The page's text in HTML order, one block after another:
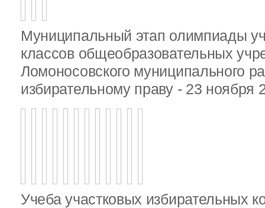
Муниципальный этап олимпиады
классов общеобразовательных
Ломоносовского муниципального
избирательному праву - 23 ноября
Учеба участковых избирательных